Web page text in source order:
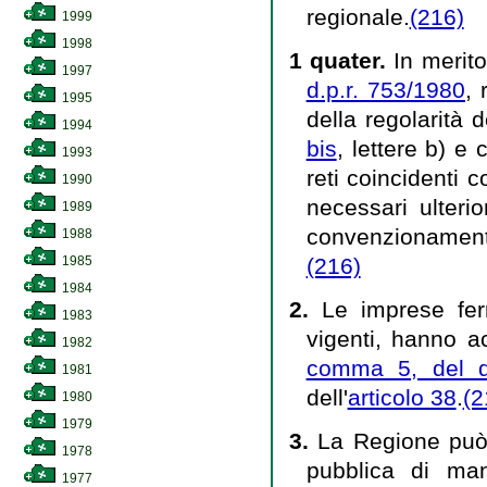
1999
1998
1997
1995
1994
1993
1990
1989
1988
1985
1984
1983
1982
1981
1980
1979
1978
1977
regionale.(216)
1 quater. In
d.p.r. 753/1980,
della regolarità
bis, lettere b) e
reti coincidenti
necessari
(216)
2. Le imprese
vigenti, hanno
comma 5, del
dell'articolo 38.
3. La Regione
pubblica di